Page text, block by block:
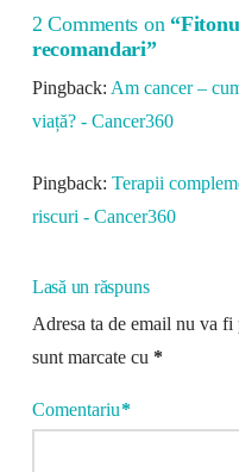
2 Comments on
recomandari”
Pingback: Am cancer –
viață? - Cancer360
Pingback: Terapii
riscuri - Cancer360
Lasă un răspuns
Adresa ta de email nu va fi
sunt marcate cu *
Comentariu*